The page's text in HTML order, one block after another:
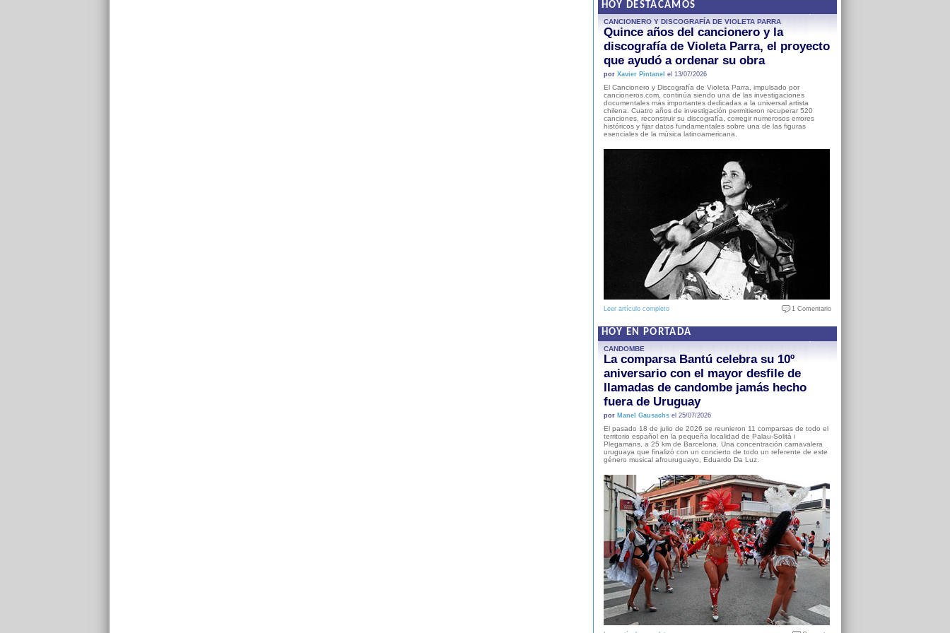
HOY DESTACAMOS
CANCIONERO Y DISCOGRAFÍA DE VIOLETA PARRA
Quince años del cancionero y la
discografía de Violeta Parra, el proyecto
que ayudó a ordenar su obra
por Xavier Pintanel el 13/07/2026
El Cancionero y Discografía de Violeta Parra, impulsado por
cancioneros.com, continúa siendo una de las investigaciones
documentales más importantes dedicadas a la universal artista
chilena. Cuatro años de investigación permitieron recuperar 520
canciones, reconstruir su discografía, corregir numerosos errores
históricos y fijar datos fundamentales sobre una de las figuras
esenciales de la música latinoamericana.
Leer artículo completo 1 Comentario
HOY EN PORTADA
CANDOMBE
La comparsa Bantú celebra su 10º
aniversario con el mayor desfile de
llamadas de candombe jamás hecho
fuera de Uruguay
por Manel Gausachsel 25/07/2026
El pasado 18 de julio de 2026 se reunieron 11 comparsas de todo el
territorio español en la pequeña localidad de Palau-Solità i
Plegamans, a 25 km de Barcelona. Una concentración carnavalera
uruguaya que finalizó con un concierto de todo un referente de este
género musical afrouruguayo, Eduardo Da Luz.